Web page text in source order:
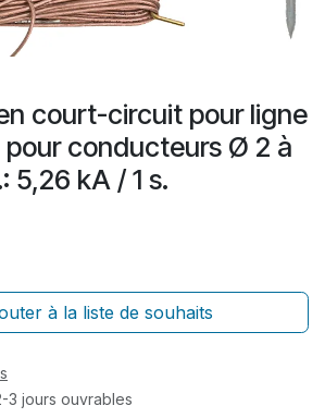
court-circuit pour ligne
pour conducteurs Ø 2 à
5,26 kA / 1 s.
à la liste de souhaits
3 jours ouvrables